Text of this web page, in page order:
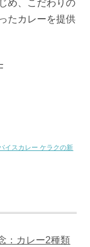
め、こだわりの
たカレーを提供
イスカレー ケラクの新
：カレー2種類